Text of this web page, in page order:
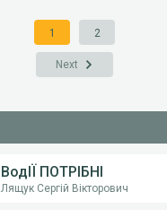
1 2
Next
ВодІЇ ПОТРІБНІ
Лящук Сергій Вікторович